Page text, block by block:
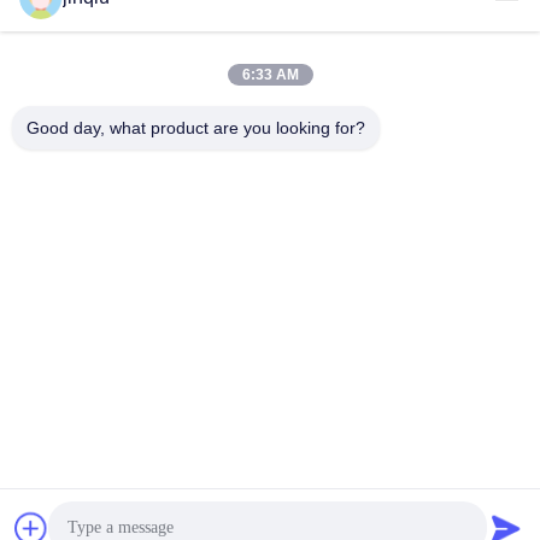
6:33 AM
Good day, what product are you looking for?